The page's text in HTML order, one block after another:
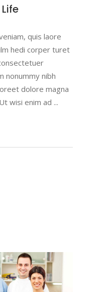
quis laore
hedi corper turet
nonummy nibh
dolore magna
wisi enim ad